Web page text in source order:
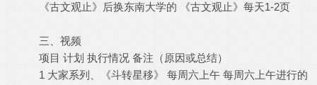
《古文观止》后换东南大学的 《古文观止》每天1-2页
三、视频
项目 计划 执行情况 备注（原因或总结）
1 大家系列、《斗转星移》 每周六上午 每周六上午进行的